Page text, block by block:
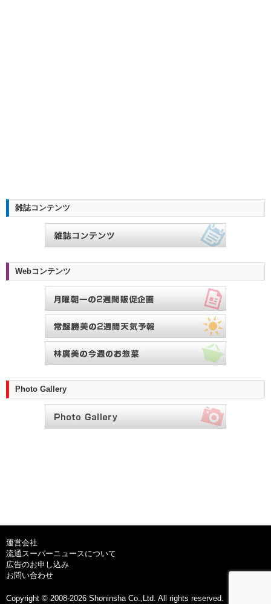
雑誌コンテンツ
Webコンテンツ
Photo Gallery
運営会社
流通スーパーニュースについて
広告のお申し込み
お問い合わせ
Copyright © 2008-2026 Shoninsha Co.,Ltd. All rights reserved.